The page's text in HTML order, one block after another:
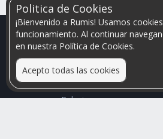
Politica de Cookies
¡Bienvenido a Rumis! Usamos
funcionamiento. Al continuar
en nuestra Política de Cookies.
Acepto todas las cookies
Relacionamos personas